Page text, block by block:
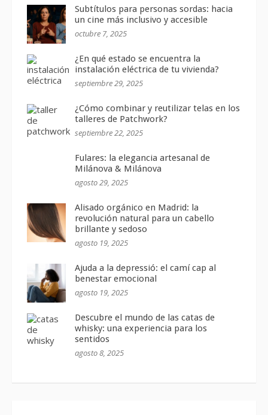
Subtítulos para personas sordas: hacia
un cine más inclusivo y accesible
octubre 7, 2025
¿En qué estado se encuentra la
instalación eléctrica de tu vivienda?
septiembre 29, 2025
¿Cómo combinar y reutilizar telas en los
talleres de Patchwork?
septiembre 22, 2025
Fulares: la elegancia artesanal de
Milánova & Milánova
agosto 29, 2025
Alisado orgánico en Madrid: la
revolución natural para un cabello
brillante y sedoso
agosto 19, 2025
Ajuda a la depressió: el camí cap al
benestar emocional
agosto 19, 2025
Descubre el mundo de las catas de
whisky: una experiencia para los
sentidos
agosto 8, 2025